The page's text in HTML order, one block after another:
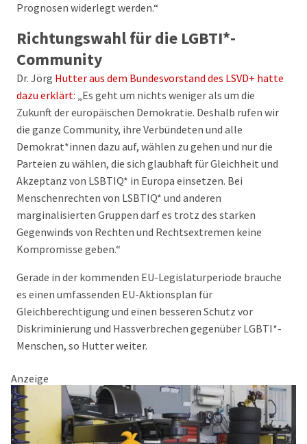
Prognosen widerlegt werden.“
Richtungswahl für die LGBTI*-
Community
Dr. Jörg Hutter aus dem Bundesvorstand des LSVD+ hatte
dazu erklärt: „Es geht um nichts weniger als um die
Zukunft der europäischen Demokratie. Deshalb rufen wir
die ganze Community, ihre Verbündeten und alle
Demokrat*innen dazu auf, wählen zu gehen und nur die
Parteien zu wählen, die sich glaubhaft für Gleichheit und
Akzeptanz von LSBTIQ* in Europa einsetzen. Bei
Menschenrechten von LSBTIQ* und anderen
marginalisierten Gruppen darf es trotz des starken
Gegenwinds von Rechten und Rechtsextremen keine
Kompromisse geben.“
Gerade in der kommenden EU-Legislaturperiode brauche
es einen umfassenden EU-Aktionsplan für
Gleichberechtigung und einen besseren Schutz vor
Diskriminierung und Hassverbrechen gegenüber LGBTI*-
Menschen, so Hutter weiter.
Anzeige